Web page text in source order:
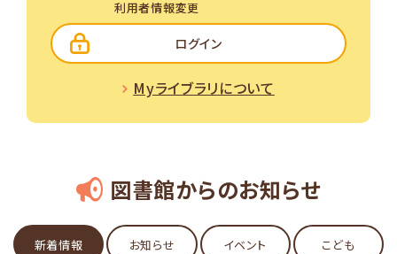
利用者情報変更
ログイン
Myライブラリについて
図書館からのお知らせ
新着情報 お知らせ イベント こども